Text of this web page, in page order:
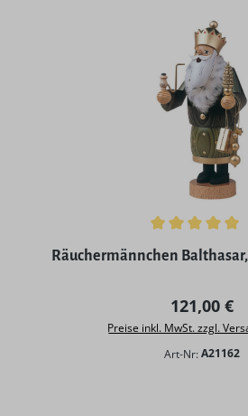
Durchschnittliche Bewertung von
Räuchermännchen
Regulärer
121,00 €
Preise inkl. MwSt. zzgl.
Art-Nr:A21162